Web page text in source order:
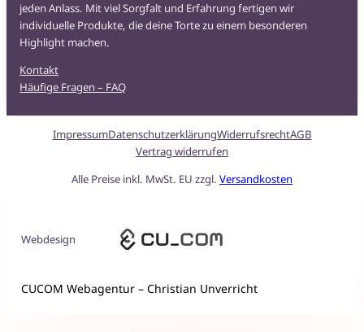
jeden Anlass. Mit viel Sorgfalt und Erfahrung fertigen wir
individuelle Produkte, die deine Torte zu einem besonderen
Highlight machen.
Kontakt
Häufige Fragen – FAQ
ImpressumDatenschutzerklärungWiderrufsrechtAGB
Vertrag widerrufen
Alle Preise inkl. MwSt. EU zzgl. Versandkosten
Webdesign
CUCOM Webagentur – Christian Unverricht